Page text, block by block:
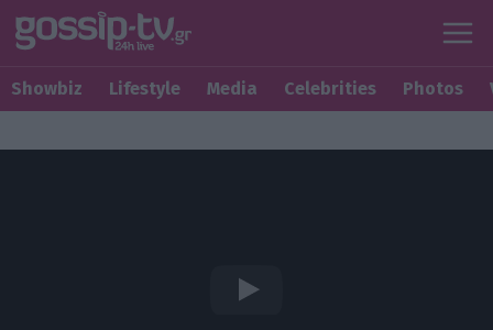
Showbiz Lifestyle Media Celebrities Photos